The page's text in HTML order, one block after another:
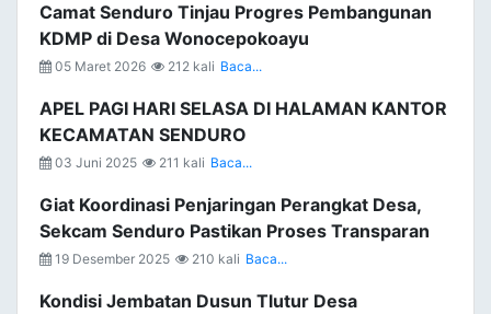
Camat Senduro Tinjau Progres Pembangunan
KDMP di Desa Wonocepokoayu
05 Maret 2026 212 kali Baca...
APEL PAGI HARI SELASA DI HALAMAN KANTOR
KECAMATAN SENDURO
03 Juni 2025 211 kali Baca...
Giat Koordinasi Penjaringan Perangkat Desa,
Sekcam Senduro Pastikan Proses Transparan
19 Desember 2025 210 kali Baca...
Kondisi Jembatan Dusun Tlutur Desa